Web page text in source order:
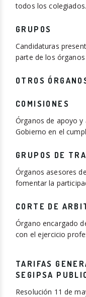
todos los colegiados.
GRUPOS
Candidaturas
parte de los
OTROS
COMISIONES
Órganos de apoyo y
Gobierno en el
GRUPOS DE
Órganos asesores
fomentar la
CORTE DE
Órgano encargado
con el ejercicio
TARIFAS
SEGIPSA
Resolución 11 de